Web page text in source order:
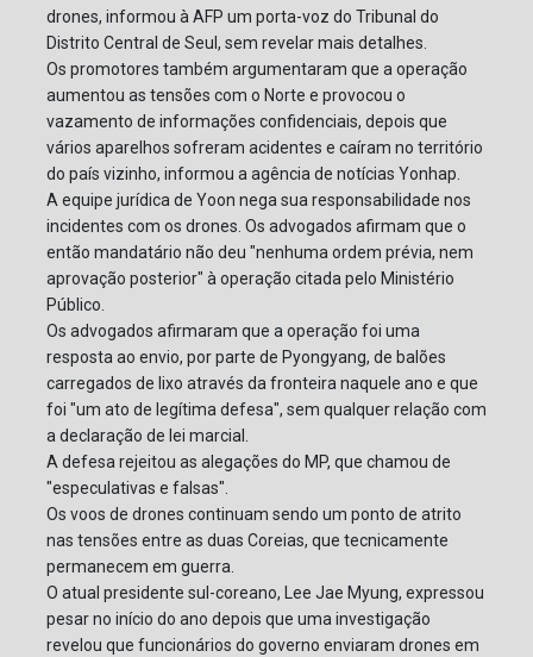
drones, informou à AFP um porta-voz do Tribunal do
Distrito Central de Seul, sem revelar mais detalhes.
Os promotores também argumentaram que a operação
aumentou as tensões com o Norte e provocou o
vazamento de informações confidenciais, depois que
vários aparelhos sofreram acidentes e caíram no território
do país vizinho, informou a agência de notícias Yonhap.
A equipe jurídica de Yoon nega sua responsabilidade nos
incidentes com os drones. Os advogados afirmam que o
então mandatário não deu "nenhuma ordem prévia, nem
aprovação posterior" à operação citada pelo Ministério
Público.
Os advogados afirmaram que a operação foi uma
resposta ao envio, por parte de Pyongyang, de balões
carregados de lixo através da fronteira naquele ano e que
foi "um ato de legítima defesa", sem qualquer relação com
a declaração de lei marcial.
A defesa rejeitou as alegações do MP, que chamou de
"especulativas e falsas".
Os voos de drones continuam sendo um ponto de atrito
nas tensões entre as duas Coreias, que tecnicamente
permanecem em guerra.
O atual presidente sul-coreano, Lee Jae Myung, expressou
pesar no início do ano depois que uma investigação
revelou que funcionários do governo enviaram drones em